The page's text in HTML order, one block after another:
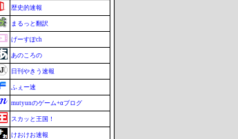
歴史的速報
まるっと翻訳
げーすぽch
あのころの
日刊やきう速報
ふぇー速
mutyunのゲーム+αブログ
スカッと王国！
けおけお速報